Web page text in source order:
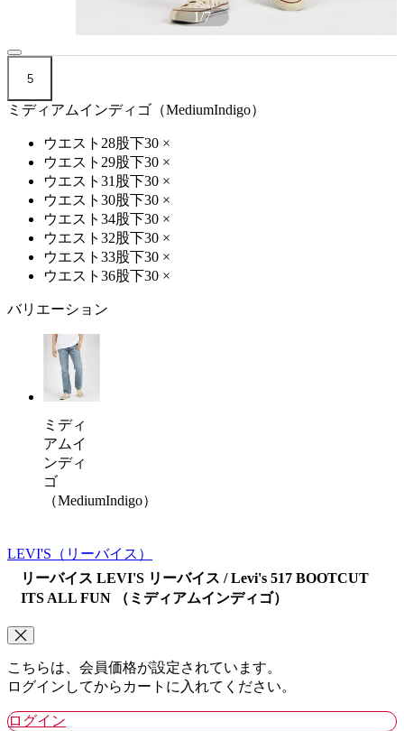
1/7
5
ミディアムインディゴ（MediumIndigo）
ウエスト28股下30 ×
ウエスト29股下30 ×
ウエスト31股下30 ×
ウエスト30股下30 ×
ウエスト34股下30 ×
ウエスト32股下30 ×
ウエスト33股下30 ×
ウエスト36股下30 ×
バリエーション
ミディ
アムイ
ンディ
ゴ
（MediumIndigo）
LEVI'S （リーバイス）
リーバイス LEVI'S リーバイス / Levi's 517 BOOTCUT
ITS ALL FUN （ミディアムインディゴ）
こちらは、会員価格が設定されています。
ログインしてからカートに入れてください。
ログイン